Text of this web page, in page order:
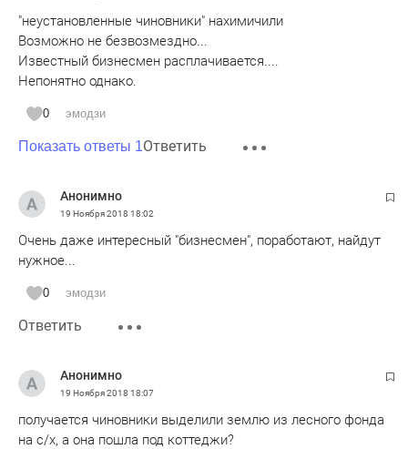
"неустановленные чиновники" нахимичили
Возможно не безвозмездно...
Известный бизнесмен расплачивается....
Непонятно однако.
0 эмодзи
Показать ответы 1Ответить
Анонимно
19 Ноября 2018 18:02
Очень даже интересный "бизнесмен", поработают, найдут
нужное...
0 эмодзи
Ответить
Анонимно
19 Ноября 2018 18:07
получается чиновники выделили землю из лесного фонда
на с/х, а она пошла под коттеджи?